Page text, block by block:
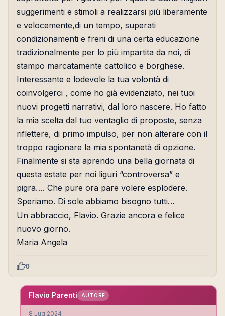
suggerimenti e stimoli a realizzarsi più liberamente
e velocemente,di un tempo, superati
condizionamenti e freni di una certa educazione
tradizionalmente per lo più impartita da noi, di
stampo marcatamente cattolico e borghese.
Interessante e lodevole la tua volontà di
coinvolgerci , come ho già evidenziato, nei tuoi
nuovi progetti narrativi, dal loro nascere. Ho fatto
la mia scelta dal tuo ventaglio di proposte, senza
riflettere, di primo impulso, per non alterare con il
troppo ragionare la mia spontanetà di opzione.
Finalmente si sta aprendo una bella giornata di
questa estate per noi liguri “controversa” e
pigra…. Che pure ora pare volere esplodere.
Speriamo. Di sole abbiamo bisogno tutti…
Un abbraccio, Flavio. Grazie ancora e felice
nuovo giorno.
Maria Angela
0
Flavio Parenti AUTORE
8 Lug 2024